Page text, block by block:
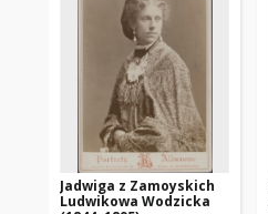
Jadwiga z Zamoyskich
Ludwikowa Wodzicka